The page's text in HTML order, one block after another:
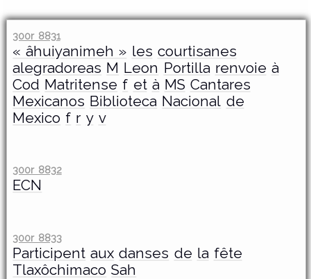
300r 8831
« âhuiyanimeh » les courtisanes
alegradoreas M Leon Portilla renvoie à
Cod Matritense f et à MS Cantares
Mexicanos Biblioteca Nacional de
Mexico f r y v
300r 8832
ECN
300r 8833
Participent aux danses de la fête
Tlaxôchimaco Sah